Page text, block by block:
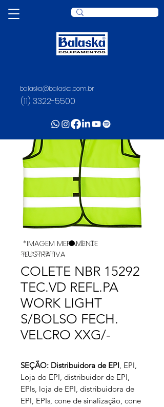
balaska@balaska.com.br
(11) 3322-5500
SKU: 52 5944
COLETE NBR 15292
TEC.VD REFL.PA
WORK LIGHT
S/BOLSO FECH.
VELCRO XXG/-
SEÇÃO: Distribuidora de EPI, EPI,
Loja do EPI, distribuidor de EPI,
EPIs, loja de EPI, distribuidora de
EPI, EPIs, cone de sinalização, cone
*IMAGEM MERAMENTE
ILUSTRATIVA